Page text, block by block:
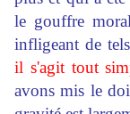
le gouffre
infligeant de
il s'agit tout
avons mis le